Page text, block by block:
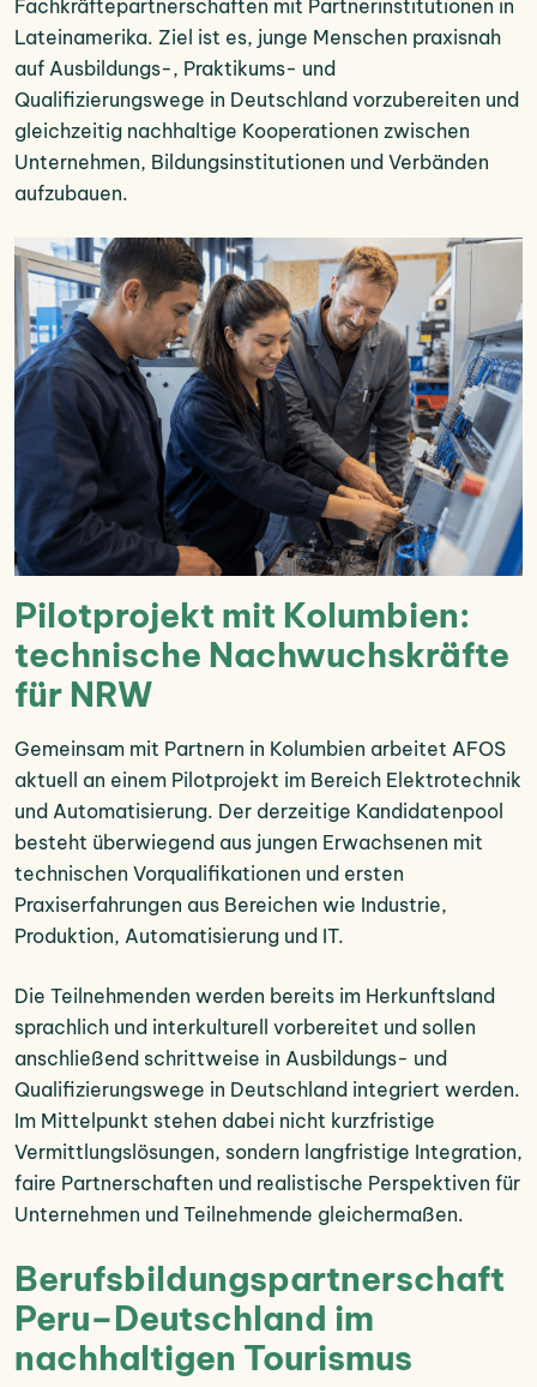
Fachkräftepartnerschaften mit Partnerinstitutionen in
Lateinamerika. Ziel ist es, junge Menschen praxisnah
auf Ausbildungs-, Praktikums- und
Qualifizierungswege in Deutschland vorzubereiten und
gleichzeitig nachhaltige Kooperationen zwischen
Unternehmen, Bildungsinstitutionen und Verbänden
aufzubauen.
Pilotprojekt mit Kolumbien:
technische Nachwuchskräfte
für NRW
Gemeinsam mit Partnern in Kolumbien arbeitet AFOS
aktuell an einem Pilotprojekt im Bereich Elektrotechnik
und Automatisierung. Der derzeitige Kandidatenpool
besteht überwiegend aus jungen Erwachsenen mit
technischen Vorqualifikationen und ersten
Praxiserfahrungen aus Bereichen wie Industrie,
Produktion, Automatisierung und IT.
Die Teilnehmenden werden bereits im Herkunftsland
sprachlich und interkulturell vorbereitet und sollen
anschließend schrittweise in Ausbildungs- und
Qualifizierungswege in Deutschland integriert werden.
Im Mittelpunkt stehen dabei nicht kurzfristige
Vermittlungslösungen, sondern langfristige Integration,
faire Partnerschaften und realistische Perspektiven für
Unternehmen und Teilnehmende gleichermaßen.
Berufsbildungspartnerschaft
Peru–Deutschland im
nachhaltigen Tourismus